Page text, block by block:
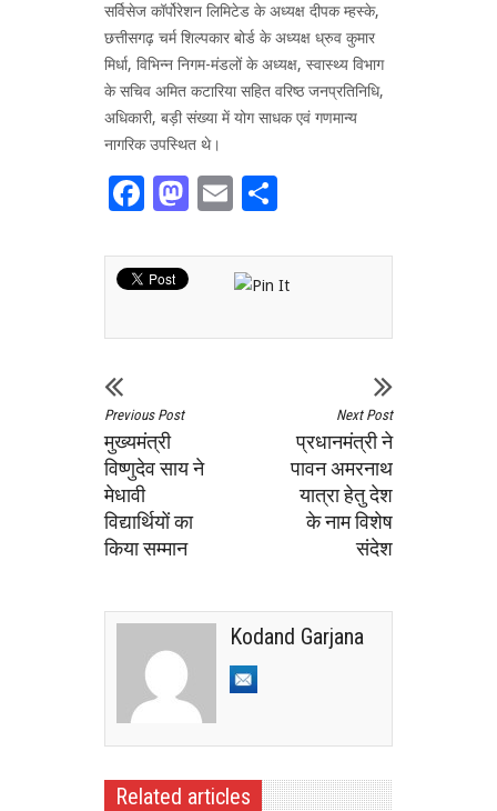
सर्विसेज कॉर्पोरेशन लिमिटेड के अध्यक्ष दीपक म्हस्के,
छत्तीसगढ़ चर्म शिल्पकार बोर्ड के अध्यक्ष ध्रुव कुमार
मिर्धा, विभिन्न निगम-मंडलों के अध्यक्ष, स्वास्थ्य विभाग
के सचिव अमित कटारिया सहित वरिष्ठ जनप्रतिनिधि,
अधिकारी, बड़ी संख्या में योग साधक एवं गणमान्य
नागरिक उपस्थित थे।
Facebook
Mastodon
Email
Previous Post
मुख्यमंत्री
विष्णुदेव साय ने
मेधावी
विद्यार्थियों का
किया सम्मान
Next Post
प्रधानमंत्री ने
पावन अमरनाथ
यात्रा हेतु देश
के नाम विशेष
संदेश
Kodand Garjana
Related articles